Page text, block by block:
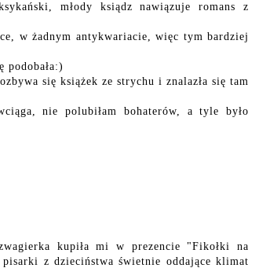
młody ksiądz nawiązuje romans z
w żadnym antykwariacie, więc tym bardziej
się książek ze strychu i znalazła się tam
nie polubiłam bohaterów, a tyle było
kupiła mi w prezencie "Fikołki na
z dzieciństwa świetnie oddające klimat